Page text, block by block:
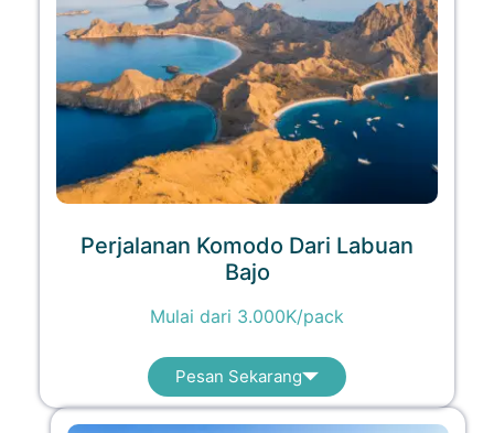
Perjalanan Komodo Dari Labuan
Bajo
Mulai dari 3.000K/pack
Pesan Sekarang